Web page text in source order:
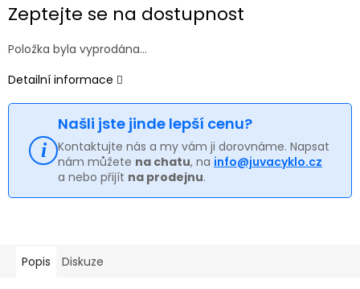
cena:
Zeptejte se na dostupnost
Položka byla vyprodána…
Detailní informace
Našli jste jinde lepší cenu?
Kontaktujte nás a my vám ji dorovnáme. Napsat
nám můžete na chatu, na info@juvacyklo.cz
a nebo přijít na prodejnu.
Popis Diskuze